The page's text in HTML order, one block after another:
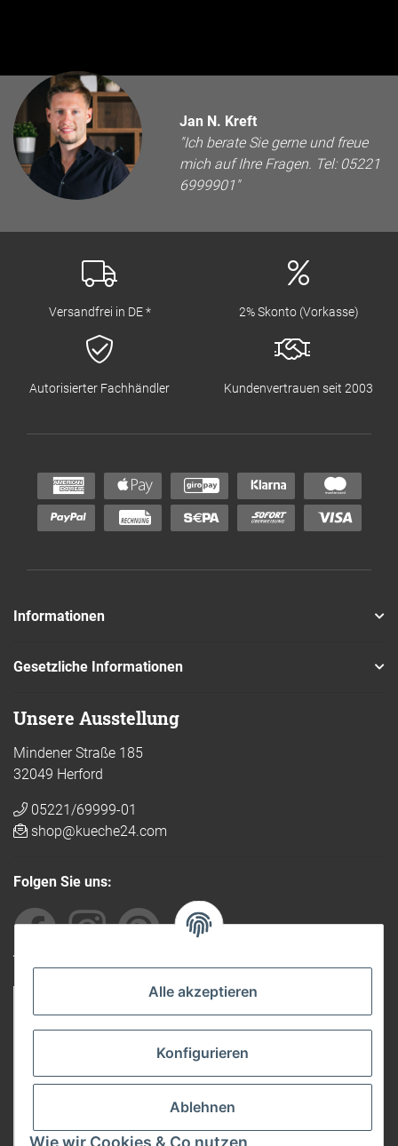
Alle akzeptieren
Konfigurieren
Ablehnen
Wie wir Cookies & Co nutzen
Jan N. Kreft
"Ich berate Sie gerne und freue
mich auf Ihre Fragen. Tel: 05221
6999901"
Versandfrei in DE * 2% Skonto (Vorkasse)
Autorisierter Fachhändler Kundenvertrauen seit 2003
Informationen
Gesetzliche Informationen
Unsere Ausstellung
Mindener Straße 185
32049 Herford
05221/69999-01
shop@kueche24.com
Folgen Sie uns:
Von anderen empfohlen